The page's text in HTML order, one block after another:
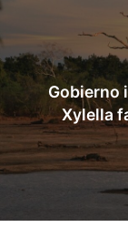
Gobierno
Xylella